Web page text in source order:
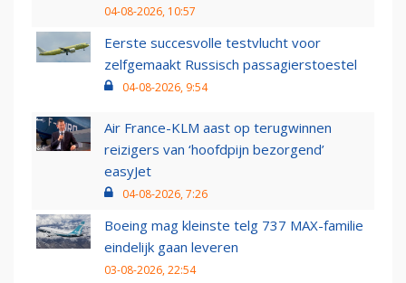
04-08-2026, 10:57
Eerste succesvolle testvlucht voor
zelfgemaakt Russisch passagierstoestel
04-08-2026, 9:54
Air France-KLM aast op terugwinnen
reizigers van ‘hoofdpijn bezorgend’
easyJet
04-08-2026, 7:26
Boeing mag kleinste telg 737 MAX-familie
eindelijk gaan leveren
03-08-2026, 22:54